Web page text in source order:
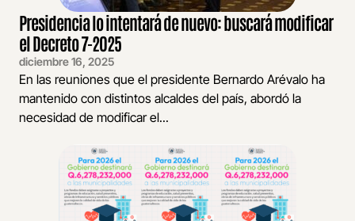
Presidencia lo intentará de nuevo: buscará modificar
el Decreto 7-2025
diciembre 16, 2025
En las reuniones que el presidente Bernardo Arévalo ha
mantenido con distintos alcaldes del país, abordó la
necesidad de modificar el...